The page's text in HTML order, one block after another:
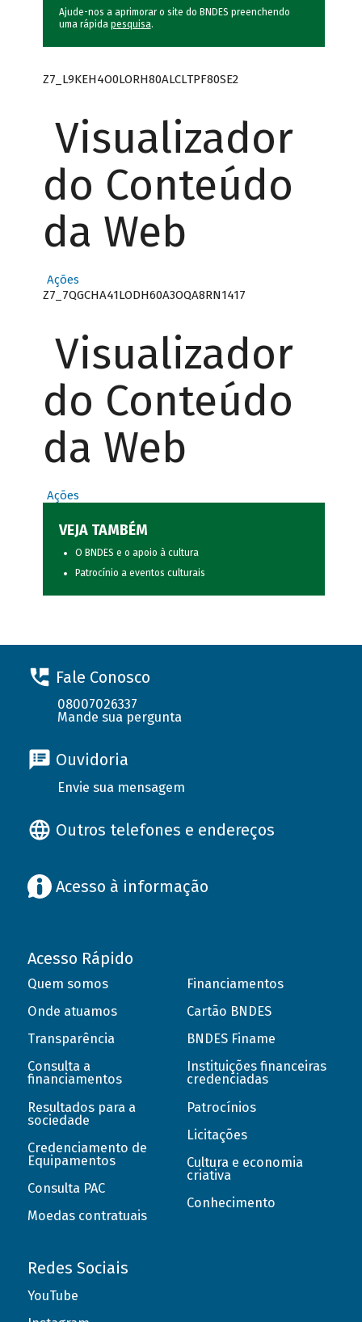
Ajude-nos a aprimorar o site do BNDES preenchendo
uma rápida pesquisa.
Z7_L9KEH4O0LORH80ALCLTPF80SE2
Visualizador
do Conteúdo
da Web
Ações
Z7_7QGCHA41LODH60A3OQA8RN1417
Visualizador
do Conteúdo
da Web
Ações
VEJA TAMBÉM
O BNDES e o apoio à cultura
Patrocínio a eventos culturais
Fale Conosco
08007026337
Mande sua pergunta
Ouvidoria
Envie sua mensagem
Outros telefones e endereços
Acesso à informação
Acesso Rápido
Quem somos
Onde atuamos
Transparência
Consulta a
financiamentos
Resultados para a
sociedade
Credenciamento de
Equipamentos
Consulta PAC
Moedas contratuais
Financiamentos
Cartão BNDES
BNDES Finame
Instituições financeiras
credenciadas
Patrocínios
Licitações
Cultura e economia
criativa
Conhecimento
Redes Sociais
YouTube